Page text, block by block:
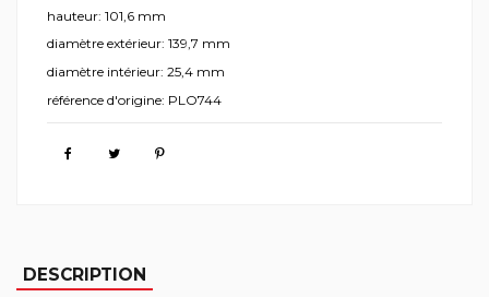
hauteur: 101,6 mm
diamètre extérieur: 139,7 mm
diamètre intérieur: 25,4 mm
référence d'origine: PLO744
DESCRIPTION